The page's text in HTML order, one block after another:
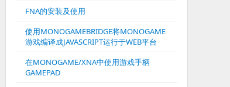
FNA的安装及使用
使用MONOGAMEBRIDGE将MONOGAME
游戏编译成JAVASCRIPT运行于WEB平台
在MONOGAME/XNA中使用游戏手柄
GAMEPAD